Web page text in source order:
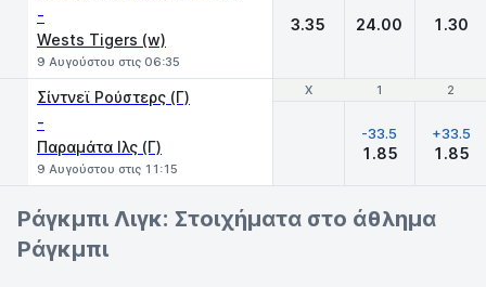
-
Wests Tigers (w)
9 Αυγούστου στις 06:35
3.35 24.00 1.30
Χ 1 2
Σίντνεϊ Ρούστερς (Γ)
-
Παραμάτα Iλς (Γ)
9 Αυγούστου στις 11:15
Χ 1 2
-33.5
1.85
+33.5
1.85
Ράγκμπι Λιγκ: Στοιχήματα στο άθλημα
Ράγκμπι